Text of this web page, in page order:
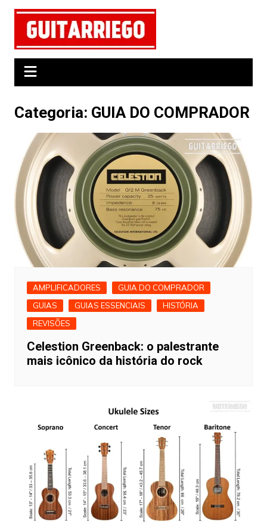
conteúdo
Categoria: GUIA DO COMPRADOR
AMPLIFICADORES
GUIA DO COMPRADOR
GUIAS
GUIAS ESSENCIAIS
HISTÓRIA
REVISÕES
Celestion Greenback: o palestrante
mais icônico da história do rock